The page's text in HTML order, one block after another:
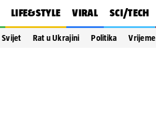
LIFE&STYLE VIRAL SCI/TECH
Svijet Rat u Ukrajini Politika Vrijeme